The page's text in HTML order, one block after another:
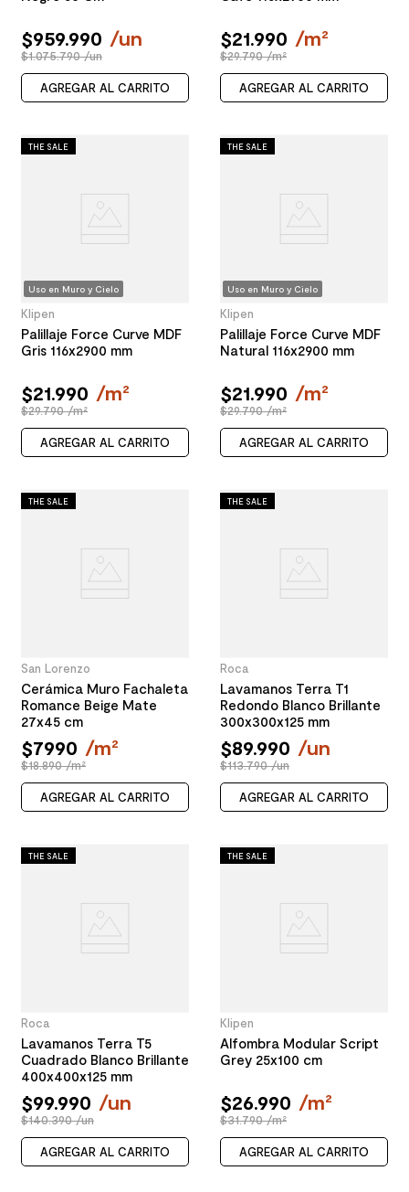
$959.990 /un
$1.075.790 /un
AGREGAR AL CARRITO
$21.990 /m²
$29.790 /m²
AGREGAR AL CARRITO
THE SALE
Uso en Muro y Cielo
Klipen
Palillaje Force Curve MDF
Gris 116x2900 mm
$21.990 /m²
$29.790 /m²
AGREGAR AL CARRITO
THE SALE
Uso en Muro y Cielo
Klipen
Palillaje Force Curve MDF
Natural 116x2900 mm
$21.990 /m²
$29.790 /m²
AGREGAR AL CARRITO
THE SALE
San Lorenzo
Cerámica Muro Fachaleta
Romance Beige Mate
27x45 cm
$7990 /m²
$18.890 /m²
AGREGAR AL CARRITO
THE SALE
Roca
Lavamanos Terra T1
Redondo Blanco Brillante
300x300x125 mm
$89.990 /un
$113.790 /un
AGREGAR AL CARRITO
THE SALE
Roca
Lavamanos Terra T5
Cuadrado Blanco Brillante
400x400x125 mm
$99.990 /un
$140.390 /un
AGREGAR AL CARRITO
THE SALE
Klipen
Alfombra Modular Script
Grey 25x100 cm
$26.990 /m²
$31.790 /m²
AGREGAR AL CARRITO